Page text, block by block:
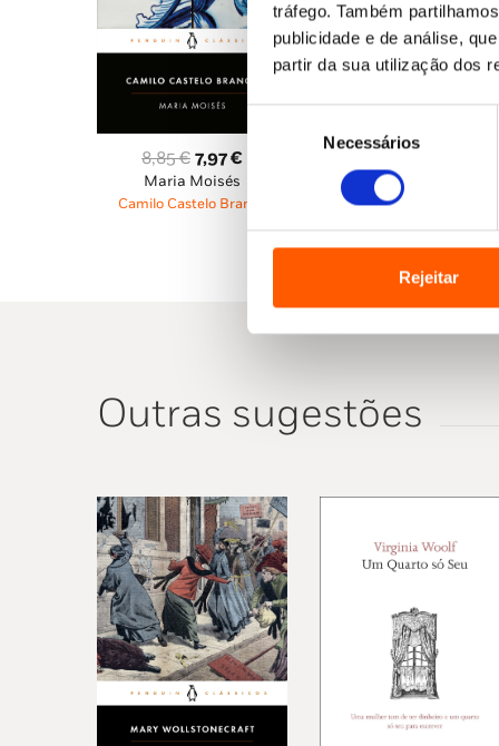
tráfego. Também
publicidade e de análise,
partir da sua utilização dos
consentimento
Necessários
Rejeitar
8,85€ O
preço
original
7,97€
atual
é:
Maria Moisés
Camilo Castelo Branco
Outras sugestões